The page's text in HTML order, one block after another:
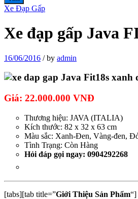
Xe Đạp Gấp
Xe đạp gấp Java
16/06/2016 /by admin
Giá: 22.000.000 VNĐ
Thương hiệu: JAVA (ITALIA)
Kích thước: 82 x 32 x 63 cm
Màu sắc: Xanh-Đen, Vàng-đen,
Tình Trạng: Còn Hàng
Hỏi đáp gọi ngay: 0904292268
[tabs][tab title=”Giới Thiệu Sản Phẩm“]